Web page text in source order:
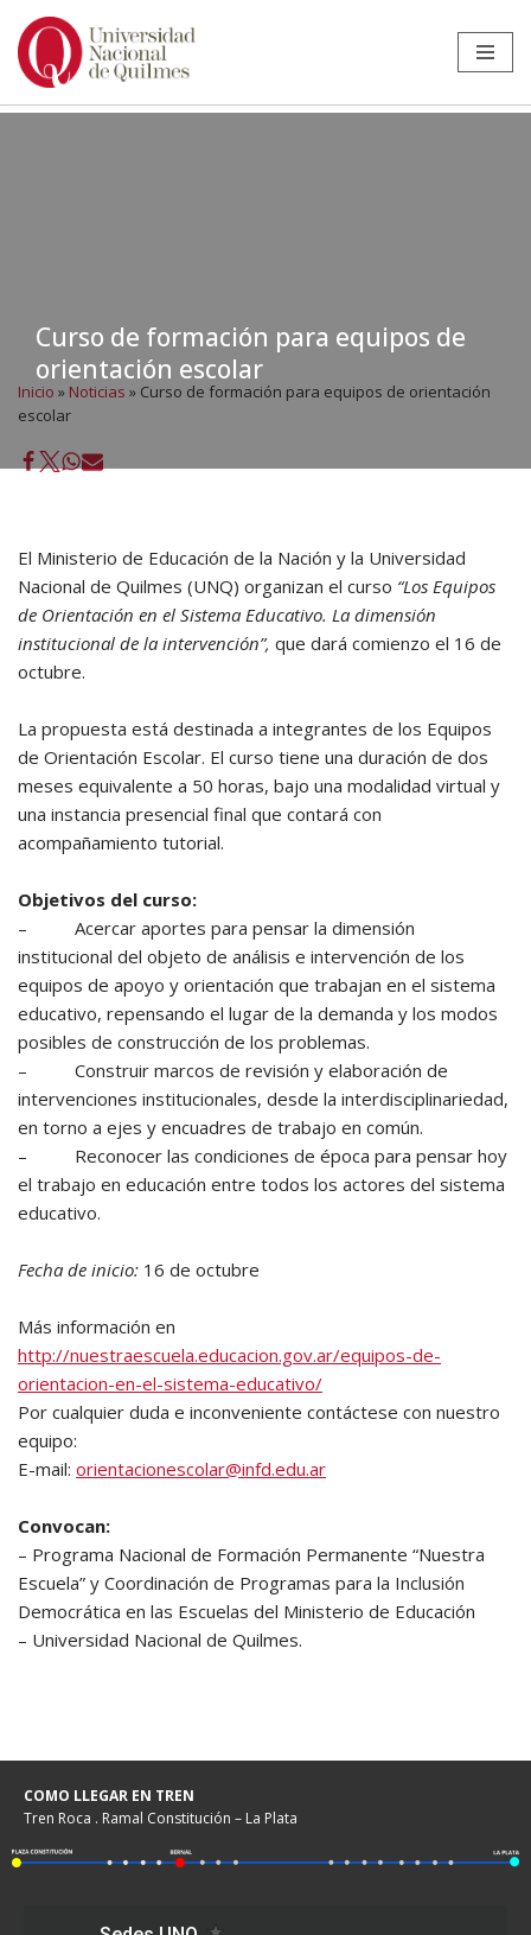
Ir
Curso de formación para equipos de
orientación escolar
Inicio » Noticias » Curso de formación para equipos de orientación
escolar
El Ministerio de Educación de la Nación y la Universidad
Nacional de Quilmes (UNQ) organizan el curso “Los Equipos
de Orientación en el Sistema Educativo. La dimensión
institucional de la intervención”, que dará comienzo el 16 de
octubre.
La propuesta está destinada a integrantes de los Equipos
de Orientación Escolar. El curso tiene una duración de dos
meses equivalente a 50 horas, bajo una modalidad virtual y
una instancia presencial final que contará con
acompañamiento tutorial.
Objetivos del curso:
– Acercar aportes para pensar la dimensión
institucional del objeto de análisis e intervención de los
equipos de apoyo y orientación que trabajan en el sistema
educativo, repensando el lugar de la demanda y los modos
posibles de construcción de los problemas.
– Construir marcos de revisión y elaboración de
intervenciones institucionales, desde la interdisciplinariedad,
en torno a ejes y encuadres de trabajo en común.
– Reconocer las condiciones de época para pensar hoy
el trabajo en educación entre todos los actores del sistema
educativo.
Fecha de inicio: 16 de octubre
Más información en
http://nuestraescuela.educacion.gov.ar/equipos-de-
orientacion-en-el-sistema-educativo/
Por cualquier duda e inconveniente contáctese con nuestro
equipo:
E-mail: orientacionescolar@infd.edu.ar
Convocan:
– Programa Nacional de Formación Permanente “Nuestra
Escuela” y Coordinación de Programas para la Inclusión
Democrática en las Escuelas del Ministerio de Educación
– Universidad Nacional de Quilmes.
COMO LLEGAR EN TREN
Tren Roca . Ramal Constitución – La Plata